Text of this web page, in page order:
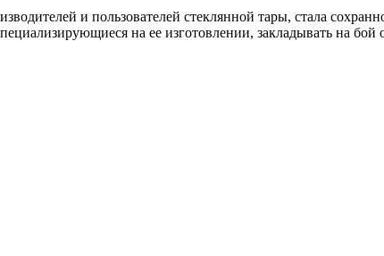
и пользователей стеклянной тары, стала
на ее изготовлении, закладывать на бой